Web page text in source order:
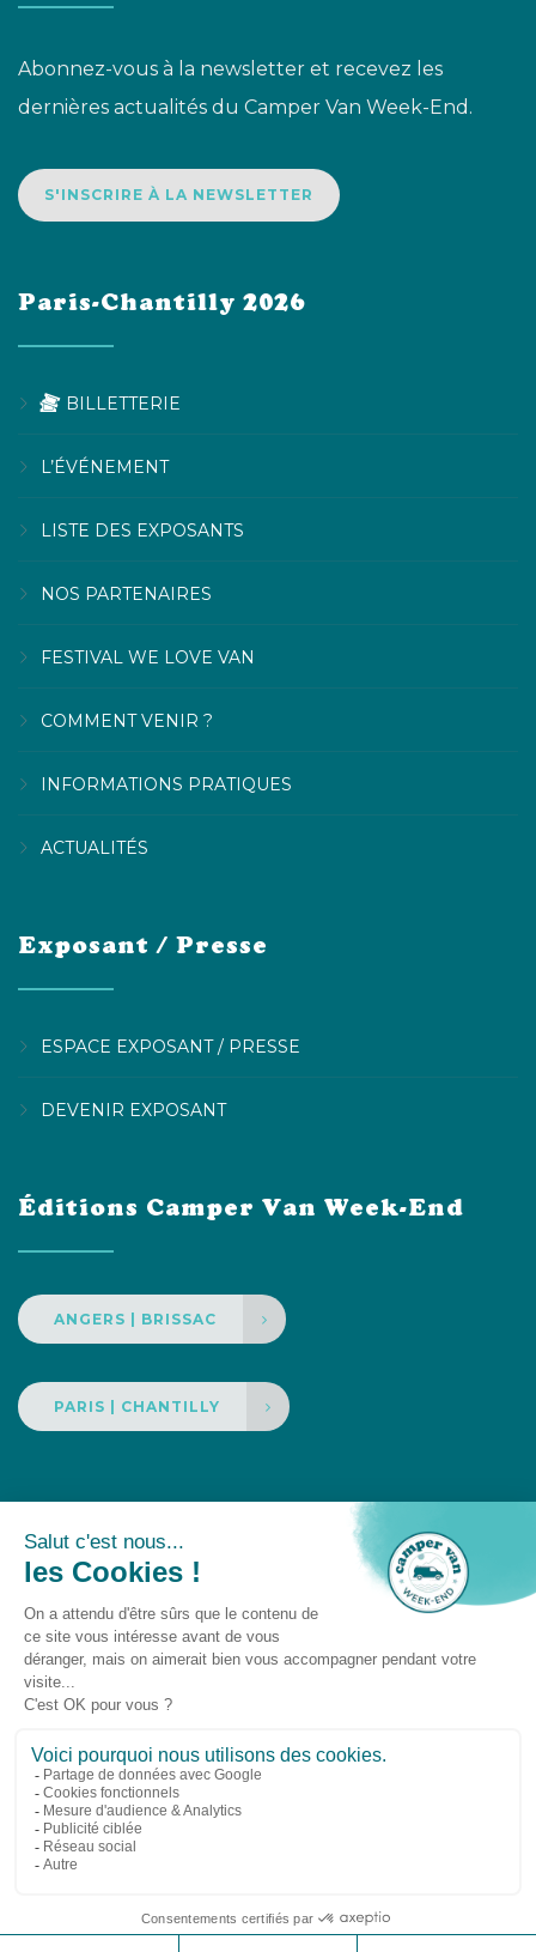
Abonnez-vous à la newsletter et recevez les
dernières actualités du Camper Van Week-End.
S'INSCRIRE À LA NEWSLETTER
Paris-Chantilly 2026
BILLETTERIE
L’ÉVÉNEMENT
LISTE DES EXPOSANTS
NOS PARTENAIRES
FESTIVAL WE LOVE VAN
COMMENT VENIR ?
INFORMATIONS PRATIQUES
ACTUALITÉS
Exposant / Presse
ESPACE EXPOSANT / PRESSE
DEVENIR EXPOSANT
Éditions Camper Van Week-End
ANGERS | BRISSAC
PARIS | CHANTILLY
Un événement
Camper Van Week-End © 2025 -
cookies-Droit à l'oubli